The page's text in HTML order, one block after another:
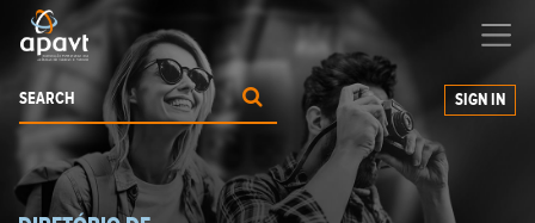
grow your business
SIGN IN